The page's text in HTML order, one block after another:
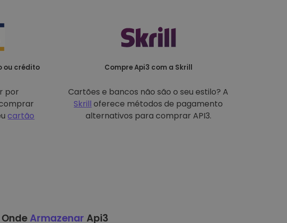
ou crédito
por
cartão
Compre Api3 com a Skrill
Cartões e bancos não são o seu estilo? A
Skrill oferece métodos de pagamento
alternativos para comprar API3.
Armazenar Api3